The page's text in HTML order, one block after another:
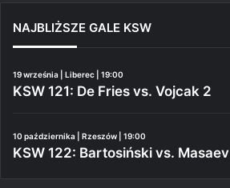
NAJBLIŻSZE GALE KSW
19 września | Liberec | 19:00
KSW 121: De Fries vs. Vojcak 2
10 października | Rzeszów | 19:00
KSW 122: Bartosiński vs. Masaev